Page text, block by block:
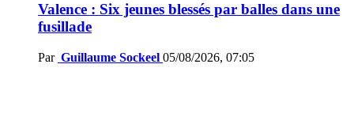
Valence : Six jeunes blessés par balles dans une
fusillade
Par Guillaume Sockeel 05/08/2026, 07:05